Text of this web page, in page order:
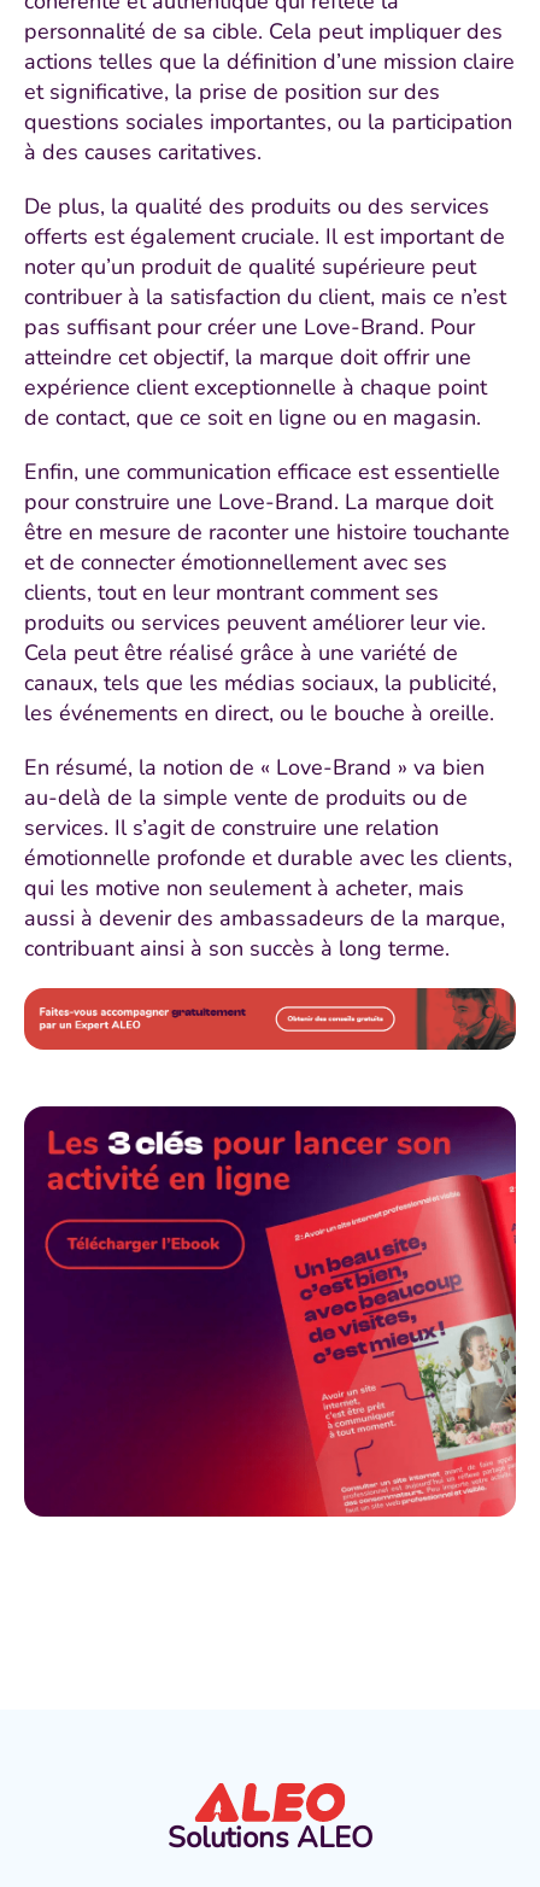
personnalité de sa cible. Cela peut impliquer des
actions telles que la définition d’une mission claire
et significative, la prise de position sur des
questions sociales importantes, ou la participation
à des causes caritatives.
De plus, la qualité des produits ou des services
offerts est également cruciale. Il est important de
noter qu’un produit de qualité supérieure peut
contribuer à la satisfaction du client, mais ce n’est
pas suffisant pour créer une Love-Brand. Pour
atteindre cet objectif, la marque doit offrir une
expérience client exceptionnelle à chaque point
de contact, que ce soit en ligne ou en magasin.
Enfin, une communication efficace est essentielle
pour construire une Love-Brand. La marque doit
être en mesure de raconter une histoire touchante
et de connecter émotionnellement avec ses
clients, tout en leur montrant comment ses
produits ou services peuvent améliorer leur vie.
Cela peut être réalisé grâce à une variété de
canaux, tels que les médias sociaux, la publicité,
les événements en direct, ou le bouche à oreille.
En résumé, la notion de « Love-Brand » va bien
au-delà de la simple vente de produits ou de
services. Il s’agit de construire une relation
émotionnelle profonde et durable avec les clients,
qui les motive non seulement à acheter, mais
aussi à devenir des ambassadeurs de la marque,
contribuant ainsi à son succès à long terme.
Solutions ALEO